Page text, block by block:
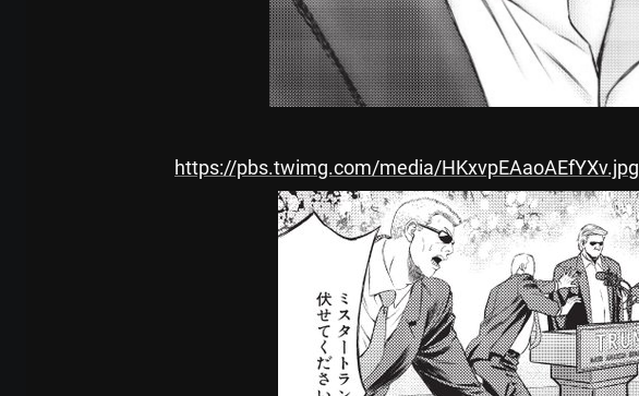
https://pbs.twimg.com/media/HKxvpEAaoAEfYXv.jpg